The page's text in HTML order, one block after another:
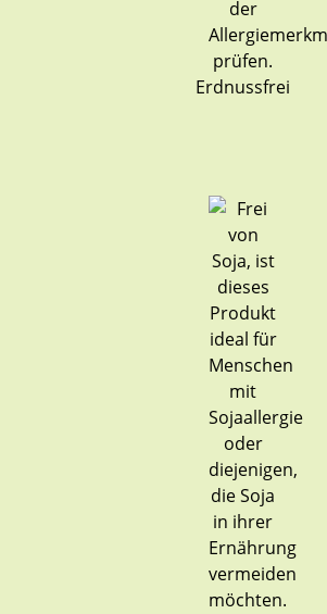
Erdnussfrei